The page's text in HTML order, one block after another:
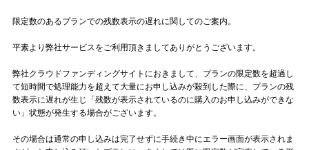
#男性シンガー #HR/HM #女性シンガー
#ヒップホップ #男性シンガーグループ #R&B/ソウル
プレスリリース一覧
会社概要
お問い合わせ
記事リクエスト
限定数のあるプランでの残数表示の遅れに関してのご案内。
平素より弊社サービスをご利用頂きましてありがとうございます。
弊社クラウドファンディングサイトにおきまして、プランの限定数を超過し
て短時間で処理能力を超えて大量にお申し込みが殺到した際に、プランの残
数表示に遅れが生じ「残数が表示されているのに購入のお申し込みができな
い」状態が発生する場合がございます。
その場合は通常の申し込みは完了せずに手続き中にエラー画面が表示されま